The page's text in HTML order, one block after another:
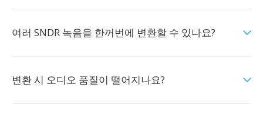
여러 SNDR 녹음을 한꺼번에 변환할 수 있나요?
변환 시 오디오 품질이 떨어지나요?